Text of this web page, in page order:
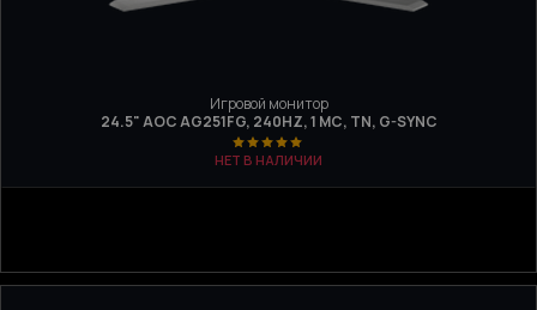
Игровой монитор
24.5" AOC AG251FG, 240HZ, 1 МС, TN, G-SYNC
НЕТ В НАЛИЧИИ